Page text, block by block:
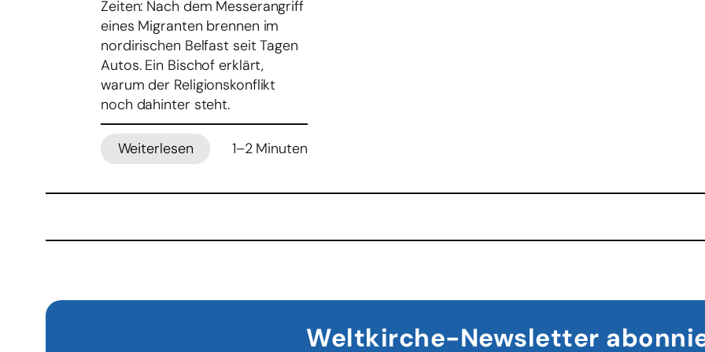
Zeiten: Nach dem Messerangriff
eines Migranten brennen im
nordirischen Belfast seit Tagen
Autos. Ein Bischof erklärt,
warum der Religionskonflikt
noch dahinter steht.
Weiterlesen
:
in
–
1–2 Minuten
Weltkirche-Newsletter